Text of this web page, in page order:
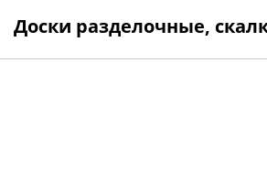
Доски разделочные,